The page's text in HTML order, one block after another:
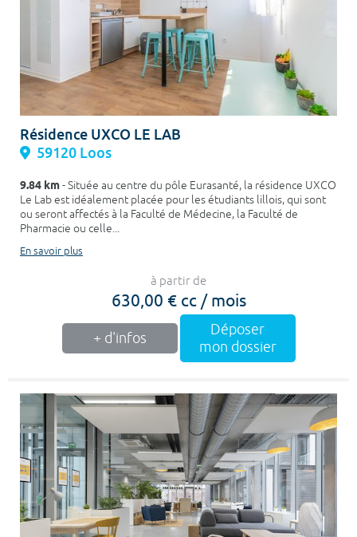
Résidence UXCO LE LAB
59120 Loos
9.84 km- Située au centre du pôle Eurasanté, la résidence UXCO
Le Lab est idéalement placée pour les étudiants lillois, qui sont
ou seront affectés à la Faculté de Médecine, la Faculté de
Pharmacie ou celle...
En savoir plus
à partir de
630,00 € cc / mois
+ d'infos
Déposer
mon dossier